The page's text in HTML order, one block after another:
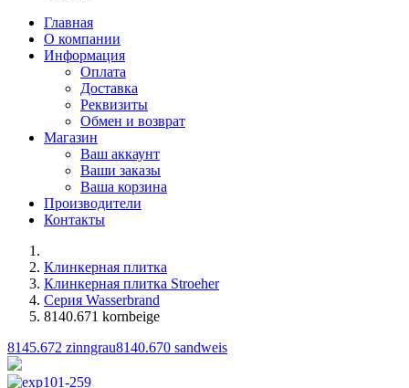
Главная
О компании
Информация
Оплата
Доставка
Реквизиты
Обмен и возврат
Магазин
Ваш аккаунт
Ваши заказы
Ваша корзина
Производители
Контакты
Клинкерная плитка
Клинкерная плитка Stroeher
Серия Wasserbrand
8140.671 kornbeige
8145.672 zinngrau8140.670 sandweis